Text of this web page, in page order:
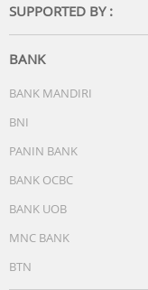
SUPPORTED BY :
BANK
BANK MANDIRI
BNI
PANIN BANK
BANK OCBC
BANK UOB
MNC BANK
BTN